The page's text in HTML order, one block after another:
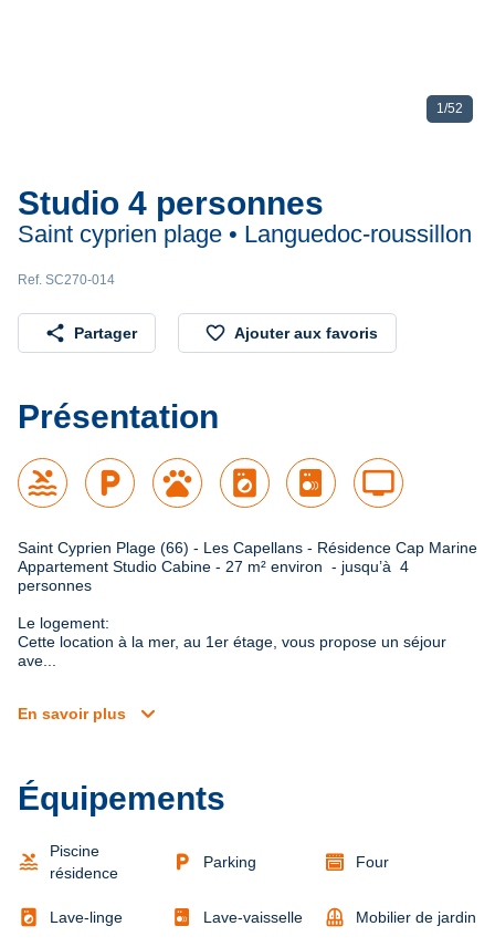
1/52
Studio 4 personnes
Saint cyprien plage • Languedoc-roussillon
Ref. SC270-014
share Partager favorite_border Ajouter aux favoris
Présentation
pool local_parking pets local_laundry_service tv
Saint Cyprien Plage (66) - Les Capellans - Résidence Cap Marine
Appartement Studio Cabine - 27 m² environ  - jusqu’à  4
personnes
Le logement:
Cette location à la mer, au 1er étage, vous propose un séjour
ave...
En savoir plus expand_more
Équipements
pool
Piscine
résidence
local_parking Parking Four
local_laundry_service Lave-linge Lave-vaisselle balcony Mobilier de jardin